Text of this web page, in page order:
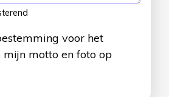
voor het
motto en foto op